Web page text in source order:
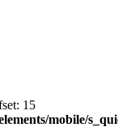
15
mobile/